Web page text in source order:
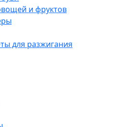
и фруктов
для разжигания